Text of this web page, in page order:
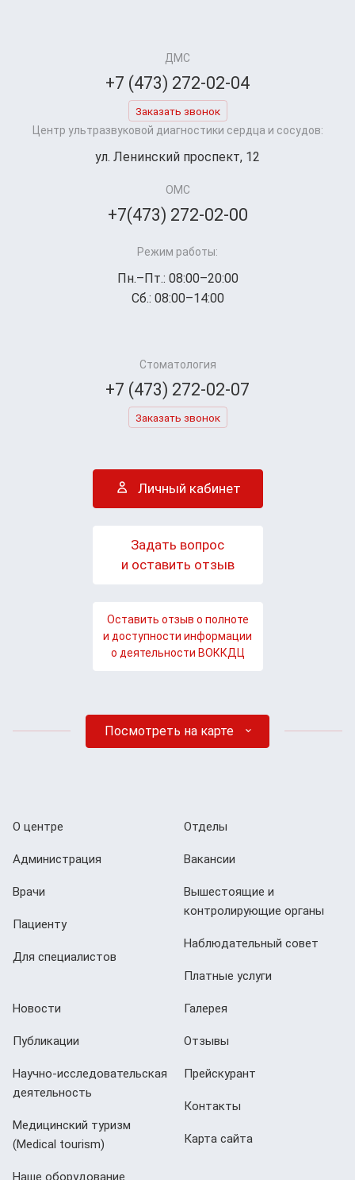
ДМС
+7 (473) 272-02-04
Заказать звонок
Центр ультразвуковой диагностики сердца и сосудов:
ул. Ленинский проспект, 12
ОМС
+7(473) 272-02-00
Режим работы:
Пн.–Пт.: 08:00–20:00
Сб.: 08:00–14:00
Стоматология
+7 (473) 272-02-07
Заказать звонок
Личный кабинет
Задать вопрос
и оставить отзыв
Оставить отзыв о полноте
и доступности информации
о деятельности ВОККДЦ
Посмотреть на карте
О центре
Администрация
Врачи
Пациенту
Для специалистов
Отделы
Вакансии
Вышестоящие и
контролирующие органы
Наблюдательный совет
Платные услуги
Новости
Публикации
Научно-исследовательская
деятельность
Медицинский туризм
(Мedical tourism)
Наше оборудование
Галерея
Отзывы
Прейскурант
Контакты
Карта сайта